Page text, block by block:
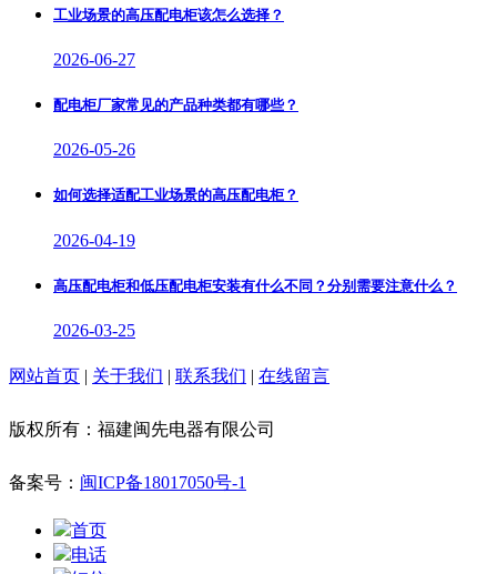
工业场景的高压配电柜该怎么选择？
2026-06-27
配电柜厂家常见的产品种类都有哪些？
2026-05-26
如何选择适配工业场景的高压配电柜？
2026-04-19
高压配电柜和低压配电柜安装有什么不同？分别需要注意什么？
2026-03-25
网站首页 | 关于我们 | 联系我们 | 在线留言
版权所有：福建闽先电器有限公司
备案号： 闽ICP备18017050号-1
首页
电话